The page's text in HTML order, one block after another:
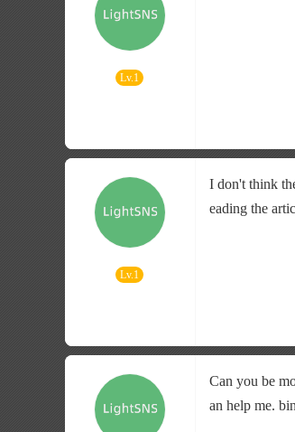
Lv.1
Lv.1
I don't think
eading the
Can you be
an help me.